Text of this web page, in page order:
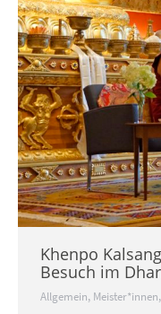
Khenpo
Besuch im
Allgemein, Meister*innen,